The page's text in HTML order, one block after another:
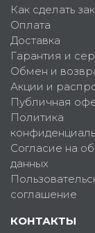
Как сделать
Оплата
Доставка
Гарантия и
Обмен и
Акции и
Публичная
Политика
Согласие на
данных
соглашение
КОНТАКТЫ